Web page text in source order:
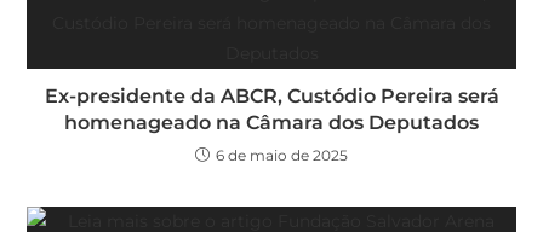
Ex-presidente da ABCR, Custódio Pereira será
homenageado na Câmara dos Deputados
6 de maio de 2025